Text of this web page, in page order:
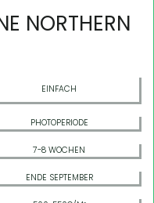
NORTHERN
EINFACH
PHOTOPERIODE
7-8 WOCHEN
ENDE SEPTEMBER